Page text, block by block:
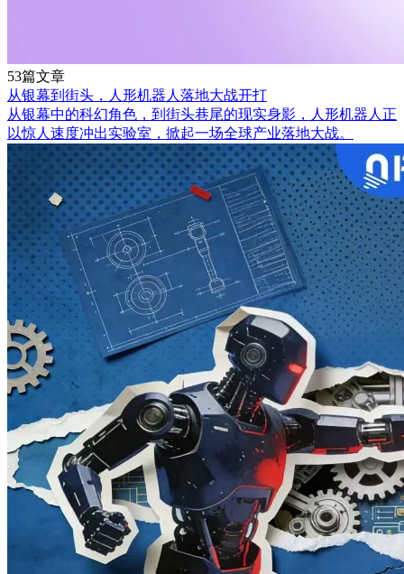
53篇文章
从银幕到街头，人形机器人落地大战开打
从银幕中的科幻角色，到街头巷尾的现实身影，人形机器人正
以惊人速度冲出实验室，掀起一场全球产业落地大战。